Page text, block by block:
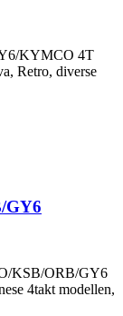
KYMCO 4T
Retro, diverse
GY6
KSB/ORB/GY6
4takt modellen,